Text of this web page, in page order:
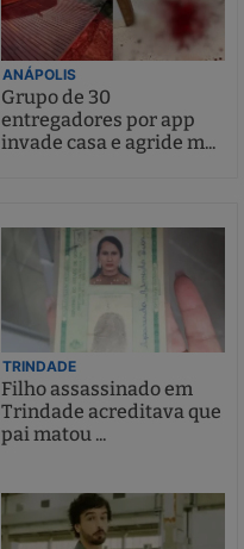
ANÁPOLIS
Grupo de 30
entregadores por app
invade casa e agride m...
TRINDADE
Filho assassinado em
Trindade acreditava que
pai matou ...